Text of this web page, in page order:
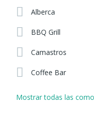
Alberca
BBQ Grill
Camastros
Coffee Bar
Mostrar todas las